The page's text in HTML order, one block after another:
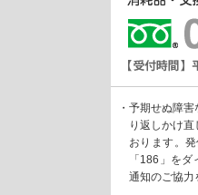
・予期せぬ障
り返しかけ直
おります。
「186」を
通知のご協力